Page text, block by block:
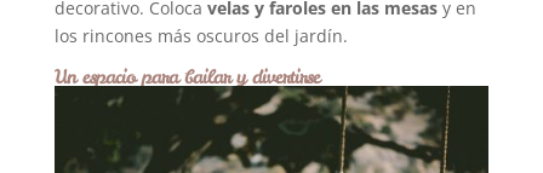
decorativo. Coloca velas y faroles en las mesasy en
los rincones más oscuros del jardín.
Un espacio para bailar y divertirse